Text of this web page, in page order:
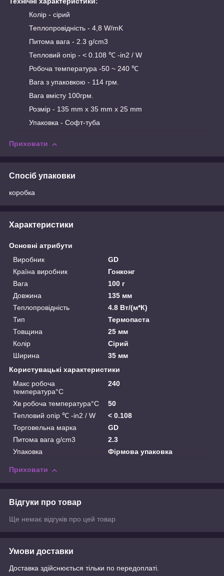
Колір - сірий
Теплопровідність - 4,8 W/mK
Питома вага - 2.3 g/cm3
Тепловий опір - < 0.108 ℃ -in2 / W
Робоча температура -50 ~ 240 ℃
Вага з упаковкою - 114 грм.
Вага вмісту 100грм.
Розмір - 135 mm х 35 mm х 25 mm
Упаковка - Софт-туба
Приховати
Спосіб упаковки
коробка
Характеристики
Основні атрибути
Виробник
GD
Країна виробник
Гонконг
Вага
100 г
Довжина
135 мм
Теплопровідність
4.8 Вт/(м*К)
Тип
Термопаста
Товщина
25 мм
Колір
Сірий
Ширина
35 мм
Користувацькі характеристики
Макс робоча
температура°C
240
Хв робоча температура°C
50
Тепловий опір ℃ -in2 / W
< 0.108
Торговельна марка
GD
Питома вага g/cm3
2.3
Упаковка
Фірмова упаковка
Приховати
Відгуки про товар
Ще немає відгуків про цей товар
Умови доставки
Доставка здійснюється тільки по передоплаті.